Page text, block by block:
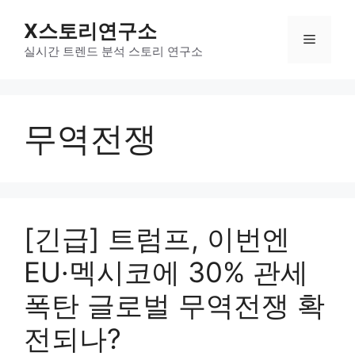
X스토리연구소
실시간 트렌드 분석 스토리 연구소
메
무역전쟁
[긴급] 트럼프, 이번엔
EU·멕시코에 30% 관세
폭탄 글로벌 무역전쟁 확
전되나?